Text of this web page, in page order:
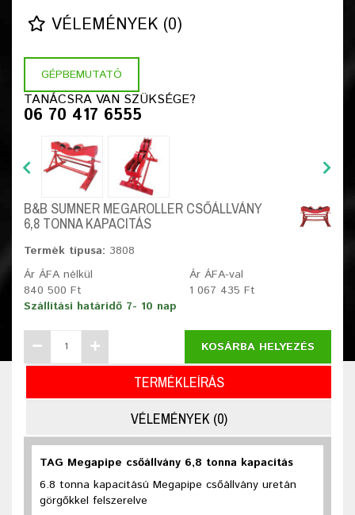
VÉLEMÉNYEK (0)
GÉPBEMUTATÓ
TANÁCSRA VAN SZÜKSÉGE?
06 70 417 6555
B&B SUMNER MEGAROLLER CSŐÁLLVÁNY
6,8 TONNA KAPACITÁS
Termék típusa: 3808
Ár ÁFA nélkül
840 500 Ft
Ár ÁFA-val
1 067 435 Ft
Szállítási határidő 7- 10 nap
KOSÁRBA HELYEZÉS
TERMÉKLEÍRÁS
VÉLEMÉNYEK (0)
TAG Megapipe csőállvány 6,8 tonna kapacitás
6.8 tonna kapacitású Megapipe csőállvány uretán
görgőkkel felszerelve